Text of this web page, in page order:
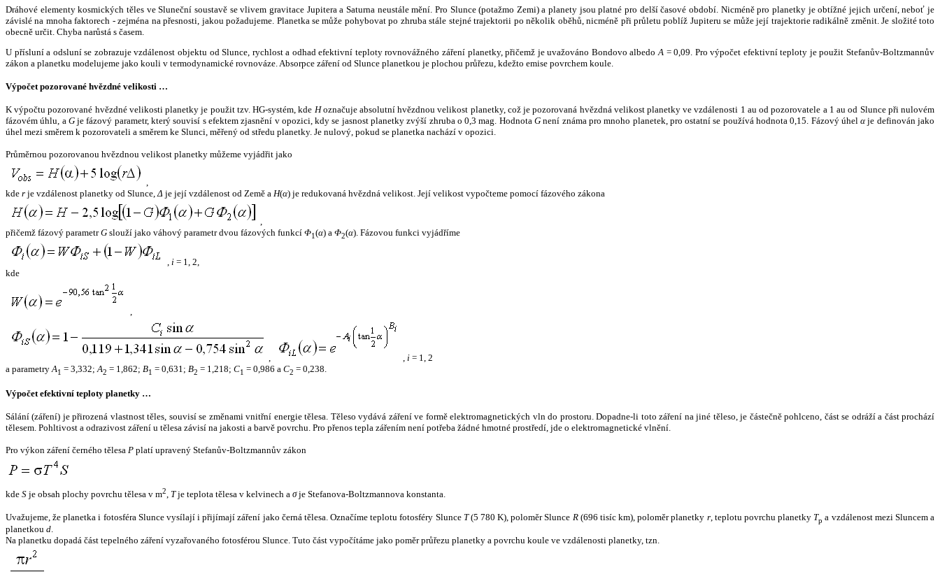
Dráhové elementy kosmických těles ve Sluneční soustavě se vlivem gravitace Jupitera a Saturna neustále mění. Pro Slunce (potažmo Zemi) a planety jsou platné pro delší časové období. Nicméně pro planetky je obtížné jejich určení, neboť je
závislé na mnoha faktorech - zejména na přesnosti, jakou požadujeme. Planetka se může pohybovat po zhruba stále stejné trajektorii po několik oběhů, nicméně při průletu poblíž Jupiteru se může její trajektorie radikálně změnit. Je složité toto
obecně určit. Chyba narůstá s časem.
U přísluní a odsluní se zobrazuje vzdálenost objektu od Slunce, rychlost a odhad efektivní teploty rovnovážného záření planetky, přičemž je uvažováno Bondovo albedo A = 0,09. Pro výpočet efektivní teploty je použit Stefanův-Boltzmannův
zákon a planetku modelujeme jako kouli v termodynamické rovnováze. Absorpce záření od Slunce planetkou je plochou průřezu, kdežto emise povrchem koule.
Výpočet pozorované hvězdné velikosti …
K výpočtu pozorované hvězdné velikosti planetky je použit tzv. HG-systém, kde Hoznačuje absolutní hvězdnou velikost planetky, což je pozorovaná hvězdná velikost planetky ve vzdálenosti 1 au od pozorovatele a 1 au od Slunce při nulovém
fázovém úhlu, a Gje fázový parametr, který souvisí s efektem zjasnění v opozici, kdy se jasnost planetky zvýší zhruba o 0,3 mag. HodnotaG není známa pro mnoho planetek, pro ostatní se používá hodnota 0,15. Fázový úhelα je definován jako
úhel mezi směrem k pozorovateli a směrem ke Slunci, měřený od středu planetky. Je nulový, pokud se planetka nachází v opozici.
Průměrnou pozorovanou hvězdnou velikost planetky můžeme vyjádřit jako
,
kde r je vzdálenost planetky od Slunce,Δ je její vzdálenost od Země a H(α) je redukovaná hvězdná velikost. Její velikost vypočteme pomocí fázového zákona
,
přičemž fázový parametrG slouží jako váhový parametr dvou fázových funkcí Φ1(α) a Φ2(α). Fázovou funkci vyjádříme
, i = 1, 2,
kde
,
, , i = 1, 2
a parametryA1 = 3,332;A2 = 1,862; B1 = 0,631; B2 = 1,218; C1 = 0,986 a C2 = 0,238.
Výpočet efektivní teploty planetky …
Sálání (záření) je přirozená vlastnost těles, souvisí se změnami vnitřní energie tělesa. Těleso vydává záření ve formě elektromagnetických vln do prostoru. Dopadne-li toto záření na jiné těleso, je částečně pohlceno, část se odráží a část prochází
tělesem. Pohltivost a odrazivost záření u tělesa závisí na jakosti a barvě povrchu. Pro přenos tepla zářením není potřeba žádné hmotné prostředí, jde o elektromagnetické vlnění.
Pro výkon záření černého tělesa P platí upravený Stefanův-Boltzmannův zákon
kde S je obsah plochy povrchu tělesa v m2, Tje teplota tělesa v kelvinech a σje Stefanova-Boltzmannova konstanta.
Uvažujeme, že planetka i fotosféra Slunce vysílají i přijímají záření jako černá tělesa. Označíme teplotu fotosféry Slunce T(5 780 K), poloměr Slunce R(696 tisíc km), poloměr planetky r, teplotu povrchu planetky Tp a vzdálenost mezi Sluncem a
planetkou d.
Na planetku dopadá část tepelného záření vyzařovaného fotosférou Slunce. Tuto část vypočítáme jako poměr průřezu planetky a povrchu koule ve vzdálenosti planetky, tzn.